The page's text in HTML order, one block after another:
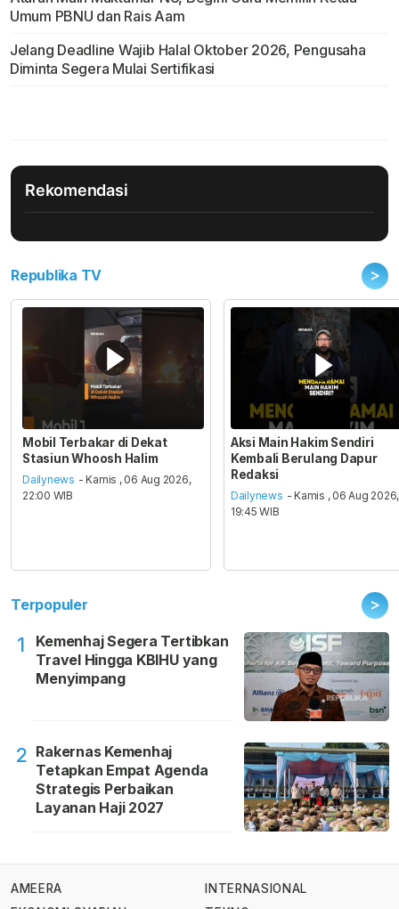
Umum PBNU dan Rais Aam
Jelang Deadline Wajib Halal Oktober 2026, Pengusaha
Diminta Segera Mulai Sertifikasi
Rekomendasi
Republika TV >
Mobil Terbakar di Dekat
Stasiun Whoosh Halim
Dailynews - Kamis , 06 Aug 2026,
22:00 WIB
Aksi Main Hakim Sendiri
Kembali Berulang Dapur
Redaksi
Dailynews - Kamis , 06 Aug 2026,
19:45 WIB
Terpopuler >
1
Kemenhaj Segera Tertibkan
Travel Hingga KBIHU yang
Menyimpang
2 Rakernas Kemenhaj
Tetapkan Empat Agenda
Strategis Perbaikan
Layanan Haji 2027
AMEERA
INTERNASIONAL